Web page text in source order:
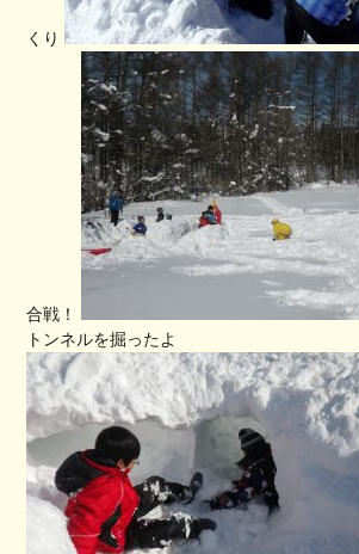
くり
合戦！
トンネルを掘ったよ